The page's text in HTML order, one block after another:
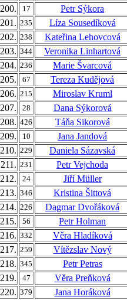
200.
17
Petr Sýkora
201. 235
Líza Sousedíková
202. 238
Kateřina Lehovcová
203. 344
Veronika Linhartová
204. 236
Marie Švarcová
205.
67
Tereza Kudějová
206. 215
Miroslav Kruml
207.
28
Dana Sýkorová
208. 426
Táňa Sikorová
209.
10
Jana Jandová
210. 229
Daniela Sázavská
211. 231
Petr Vejchoda
212.
24
Jiří Müller
213. 346
Kristina Šittová
214. 226
Dagmar Dvořáková
215.
56
Petr Holman
216. 332
Věra Hladíková
217. 259
Vítězslav Nový
218. 345
Petr Petras
219.
47
Věra Preňková
220. 379
Jana Horáková